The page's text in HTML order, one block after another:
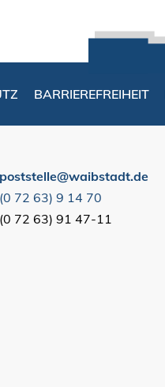
BARRIEREFREIHEIT
poststelle@waibstadt.de
(0 72 63) 9 14 70
(0 72 63) 91 47-11